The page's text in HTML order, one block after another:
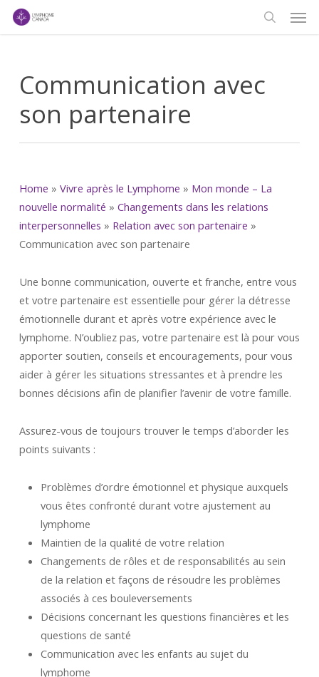
Skip
Communication avec
son partenaire
Home » Vivre après le Lymphome » Mon monde – La
nouvelle normalité » Changements dans les relations
interpersonnelles » Relation avec son partenaire »
Communication avec son partenaire
Une bonne communication, ouverte et franche, entre vous
et votre partenaire est essentielle pour gérer la détresse
émotionnelle durant et après votre expérience avec le
lymphome. N’oubliez pas, votre partenaire est là pour vous
apporter soutien, conseils et encouragements, pour vous
aider à gérer les situations stressantes et à prendre les
bonnes décisions afin de planifier l’avenir de votre famille.
Assurez-vous de toujours trouver le temps d’aborder les
points suivants :
Problèmes d’ordre émotionnel et physique auxquels
vous êtes confronté durant votre ajustement au
lymphome
Maintien de la qualité de votre relation
Changements de rôles et de responsabilités au sein
de la relation et façons de résoudre les problèmes
associés à ces bouleversements
Décisions concernant les questions financières et les
questions de santé
Communication avec les enfants au sujet du
lymphome